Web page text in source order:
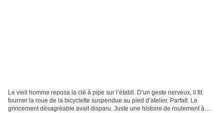
Le vieil homme reposa la clé à pipe sur l’établi. D’un geste nerveux, il fit
tourner la roue de la bicyclette suspendue au pied d’atelier. Parfait. Le
grincement désagréable avait disparu. Juste une histoire de roulement à